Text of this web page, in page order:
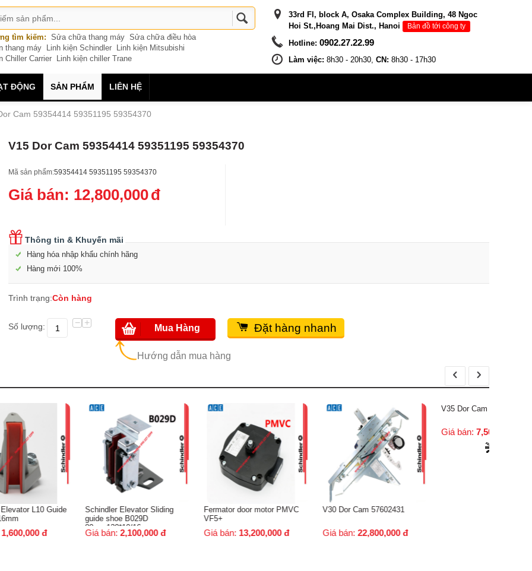
tìm kiếm: Sửa chữa thang máy Sửa chữa điều hòa
thang máy
Linh kiện Schindler
Linh kiện Mitsubishi
Chiller Carrier
Linh kiện chiller Trane
33rd Fl, block A, Osaka Complex Building, 48 Ngoc
Hoi St.,Hoang Mai Dist., Hanoi
Bản đồ tới công ty
Hotline: 0902.27.22.99
Làm việc: 8h30 - 20h30, CN: 8h30 - 17h30
ĐỘNG SẢN PHẨM LIÊN HỆ
Cam 59354414 59351195 59354370
V15 Dor Cam 59354414 59351195 59354370
Mã sản phẩm:59354414 59351195 59354370
Giá bán: 12,800,000đ
Thông tin & Khuyến mãi
Hàng hóa nhập khẩu chính hãng
Hàng mới 100%
Trình trạng:Còn hàng
Số lượng: +
−
Hướng dẫn mua hàng
Mua Hàng Đặt hàng nhanh
Schindler Elevator Sliding
80mm120*10/16mm
Giá bán: 2,100,000 đ
Fermator door motor PMVC
VF5+
Giá bán: 13,200,000 đ
V30 Dor Cam 57602431
Giá bán: 22,800,000 đ
V35 Dor Cam 59350800
Giá bán: